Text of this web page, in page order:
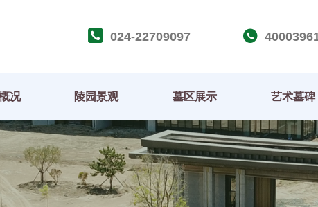
024-22709097
况 陵园景观 墓区展示 艺术墓碑